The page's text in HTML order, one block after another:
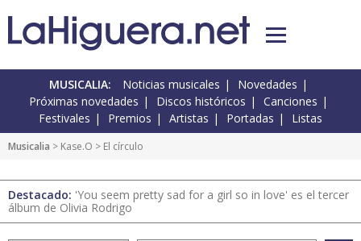
MUSICALIA: Noticias musicales
Novedades
Próximas novedades
Discos históricos
Canciones
Festivales
Premios Artistas Portadas Listas
Musicalia > Kase.O > El círculo
Destacado: 'You seem pretty sad for a girl so in love' es el tercer
álbum de Olivia Rodrigo